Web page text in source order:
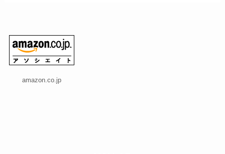
amazon.co.jp